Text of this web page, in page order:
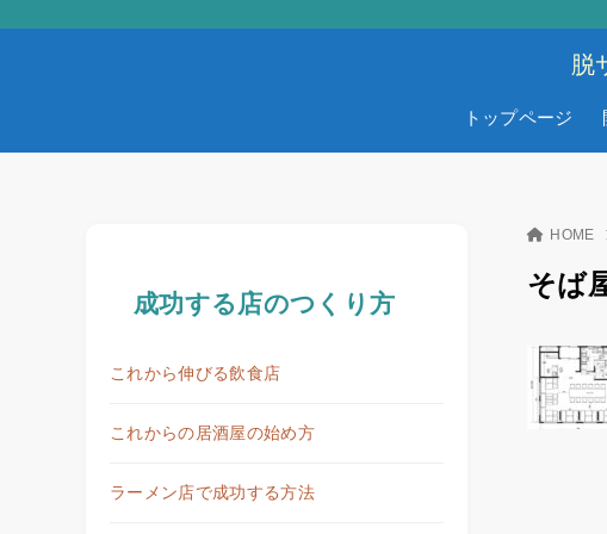
脱
トップページ
HOME
そば
成功する店のつくり方
これから伸びる飲食店
これからの居酒屋の始め方
ラーメン店で成功する方法